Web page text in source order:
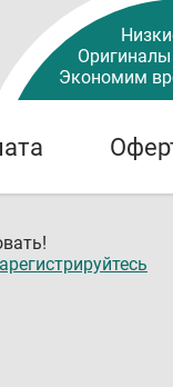
Экономим